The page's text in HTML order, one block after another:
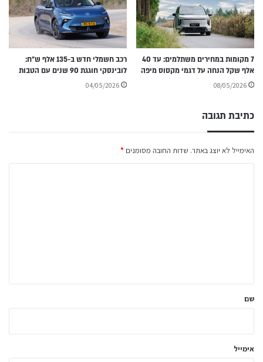
7 מקומות במחירים משתלמים: עד 40
אלף שקל הנחה על דגמי מקסוס מיפה
08/05/2026
רכב חשמלי חדש ב-135 אלף ש״ח:
לובינסקי חוגגת 90 שנים עם הטבות
04/05/2026
כתיבת תגובה
האימייל לא יוצג באתר. שדות החובה מסומנים *
ל
שם
אימייל